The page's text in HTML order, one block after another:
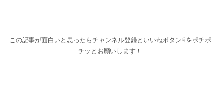
この記事が面白いと思ったらチャンネル登録といいねボタン☟をポチポ
チッとお願いします！